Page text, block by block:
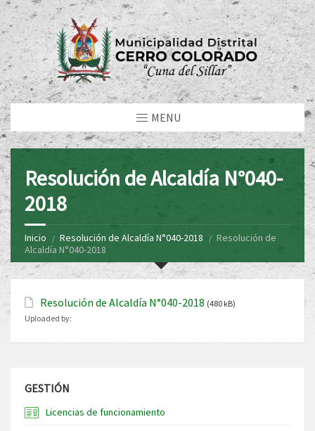
MENU
Resolución de Alcaldía N°040-
2018
Inicio Resolución de Alcaldía N°040-2018
Resolución de
Alcaldía N°040-2018
Resolución de Alcaldía N°040-2018 (480 kB)
Uploaded by:
GESTIÓN
Licencias de funcionamiento